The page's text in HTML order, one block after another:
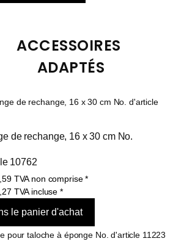
ACCESSOIRES
ADAPTÉS
de rechange, 16 x 30 cm No.
10762
TVA non comprise *
TVA incluse *